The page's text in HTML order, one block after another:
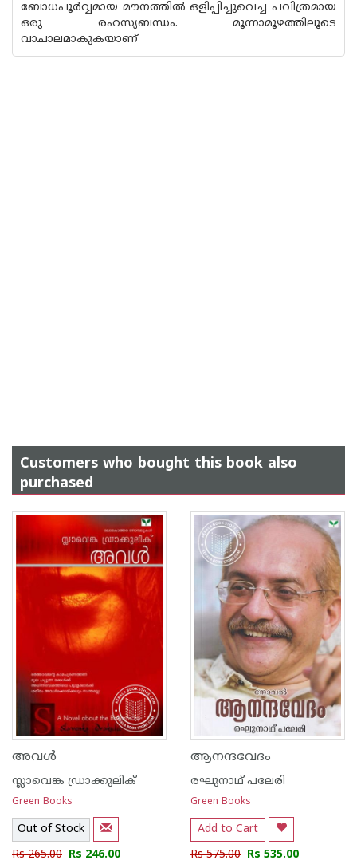
ബോധപൂര്‍വ്വമായ മൗനത്തില്‍ ഒളിപ്പിച്ചുവെച്ച പവിത്രമായ
ഒരു രഹസ്യബന്ധം. മൂന്നാമൂഴത്തിലൂടെ
വാചാലമാകുകയാണ്
Customers who bought this book also
purchased
അവള്‍
സ്ലാവെങ്ക ഡ്രാക്കുലിക്
Green Books
Out of Stock
Rs 265.00 Rs 246.00
ആനന്ദവേദം
രഘുനാഥ് പലേരി
Green Books
Add to Cart
Rs 575.00 Rs 535.00